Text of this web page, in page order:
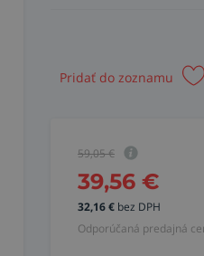
Pridať do zoznamu
59,05€
39,56 €
32,16€ bez DPH
Odporúčaná predajná